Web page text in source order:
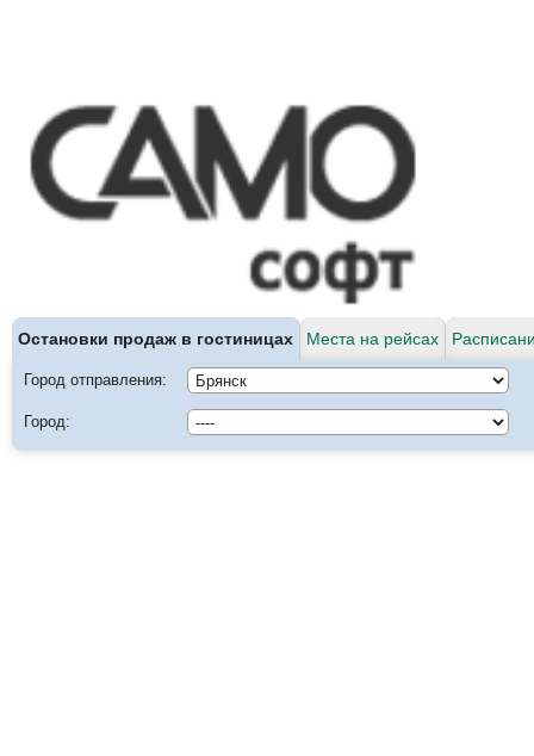
Остановки продаж в гостиницах Места на рейсах
Город отправления:
Город: